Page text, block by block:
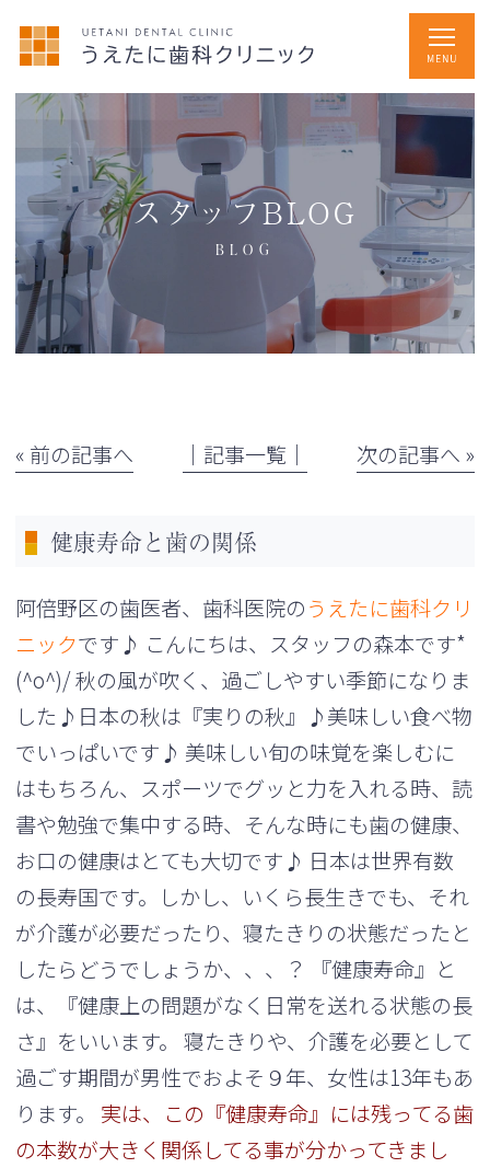
スタッフBLOG
BLOG
« 前の記事へ │記事一覧│ 次の記事へ »
健康寿命と歯の関係
阿倍野区の歯医者、歯科医院のうえたに歯科クリ
ニックです♪ こんにちは、スタッフの森本です*
(^o^)/ 秋の風が吹く、過ごしやすい季節になりま
した♪日本の秋は『実りの秋』♪美味しい食べ物
でいっぱいです♪ 美味しい旬の味覚を楽しむに
はもちろん、スポーツでグッと力を入れる時、読
書や勉強で集中する時、そんな時にも歯の健康、
お口の健康はとても大切です♪ 日本は世界有数
の長寿国です。しかし、いくら長生きでも、それ
が介護が必要だったり、寝たきりの状態だったと
したらどうでしょうか、、、？ 『健康寿命』と
は、『健康上の問題がなく日常を送れる状態の長
さ』をいいます。 寝たきりや、介護を必要として
過ごす期間が男性でおよそ９年、女性は13年もあ
ります。 実は、この『健康寿命』には残ってる歯
の本数が大きく関係してる事が分かってきまし